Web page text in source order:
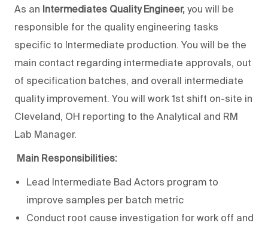
As an Intermediates Quality Engineer, you will be
responsible for the quality engineering tasks
specific to Intermediate production. You will be the
main contact regarding intermediate approvals, out
of specification batches, and overall intermediate
quality improvement. You will work 1st shift on-site in
Cleveland, OH reporting to the Analytical and RM
Lab Manager.
Main Responsibilities:
Lead Intermediate Bad Actors program to
improve samples per batch metric
Conduct root cause investigation for work off and